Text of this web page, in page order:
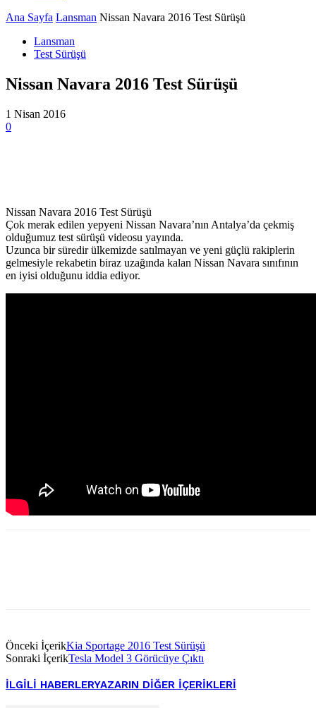
Ana Sayfa Lansman Nissan Navara 2016 Test Sürüşü
Lansman
Test Sürüşü
Nissan Navara 2016 Test Sürüşü
1 Nisan 2016
0
Nissan Navara 2016 Test Sürüşü
Çok merak edilen yepyeni Nissan Navara’nın Antalya’da çekmiş
olduğumuz test sürüşü videosu yayında.
Uzunca bir süredir ülkemizde satılmayan ve yeni güçlü rakiplerin
gelmesiyle rekabetin biraz uzağında kalan Nissan Navara sınıfının
en iyisi olduğunu iddia ediyor.
Önceki İçerikKia Sportage 2016 Test Sürüşü
Sonraki İçerikTesla Model 3 Görücüye Çıktı
İLGILI HABERLERYAZARIN DIĞER İÇERIKLERI